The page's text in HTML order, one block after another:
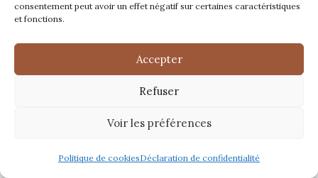
consentement peut avoir un effet négatif sur certaines caractéristiques
et fonctions.
Accepter
Refuser
Voir les préférences
Politique de cookiesDéclaration de confidentialité